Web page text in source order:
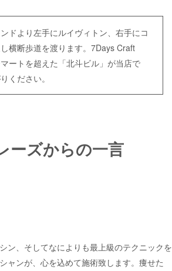
ドより左手にルイヴィトン、右手にコ
横断歩道を渡ります。7Days Craft
ートを超えた「北斗ビル」が当店で
ください。
ーズからの一言
ン、そしてなによりも最上級のテクニックを
ャンが、心を込めて施術致します。痩せた